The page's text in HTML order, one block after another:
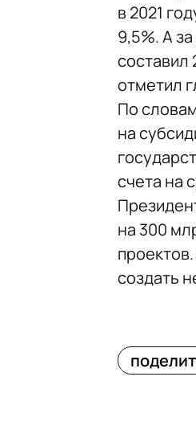
в 2021
9,5%. А
отметил
По
на
счета на
на 300
создать